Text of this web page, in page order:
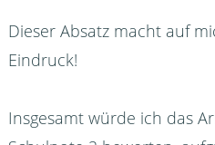
Dieser Absatz macht auf
Eindruck!
Insgesamt würde ich das